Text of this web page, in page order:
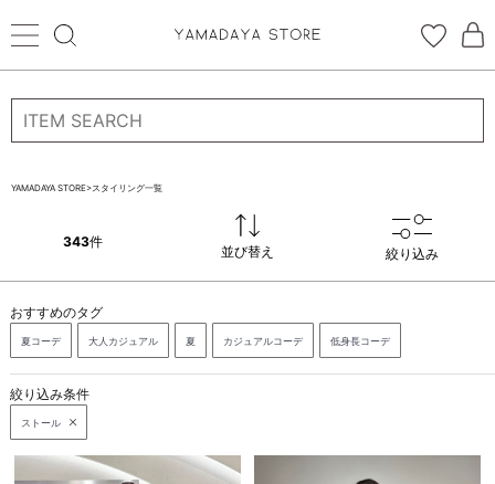
ログイン 新規会員登録
STORE BRAND・LABELから探す
新着商品
YAMADAYA STORE>スタイリング一覧
343
並び替え 絞り込み
おすすめのタグ
夏コーデ 大人カジュアル 夏 カジュアルコーデ 低身長コーデ
絞り込み条件
ストール